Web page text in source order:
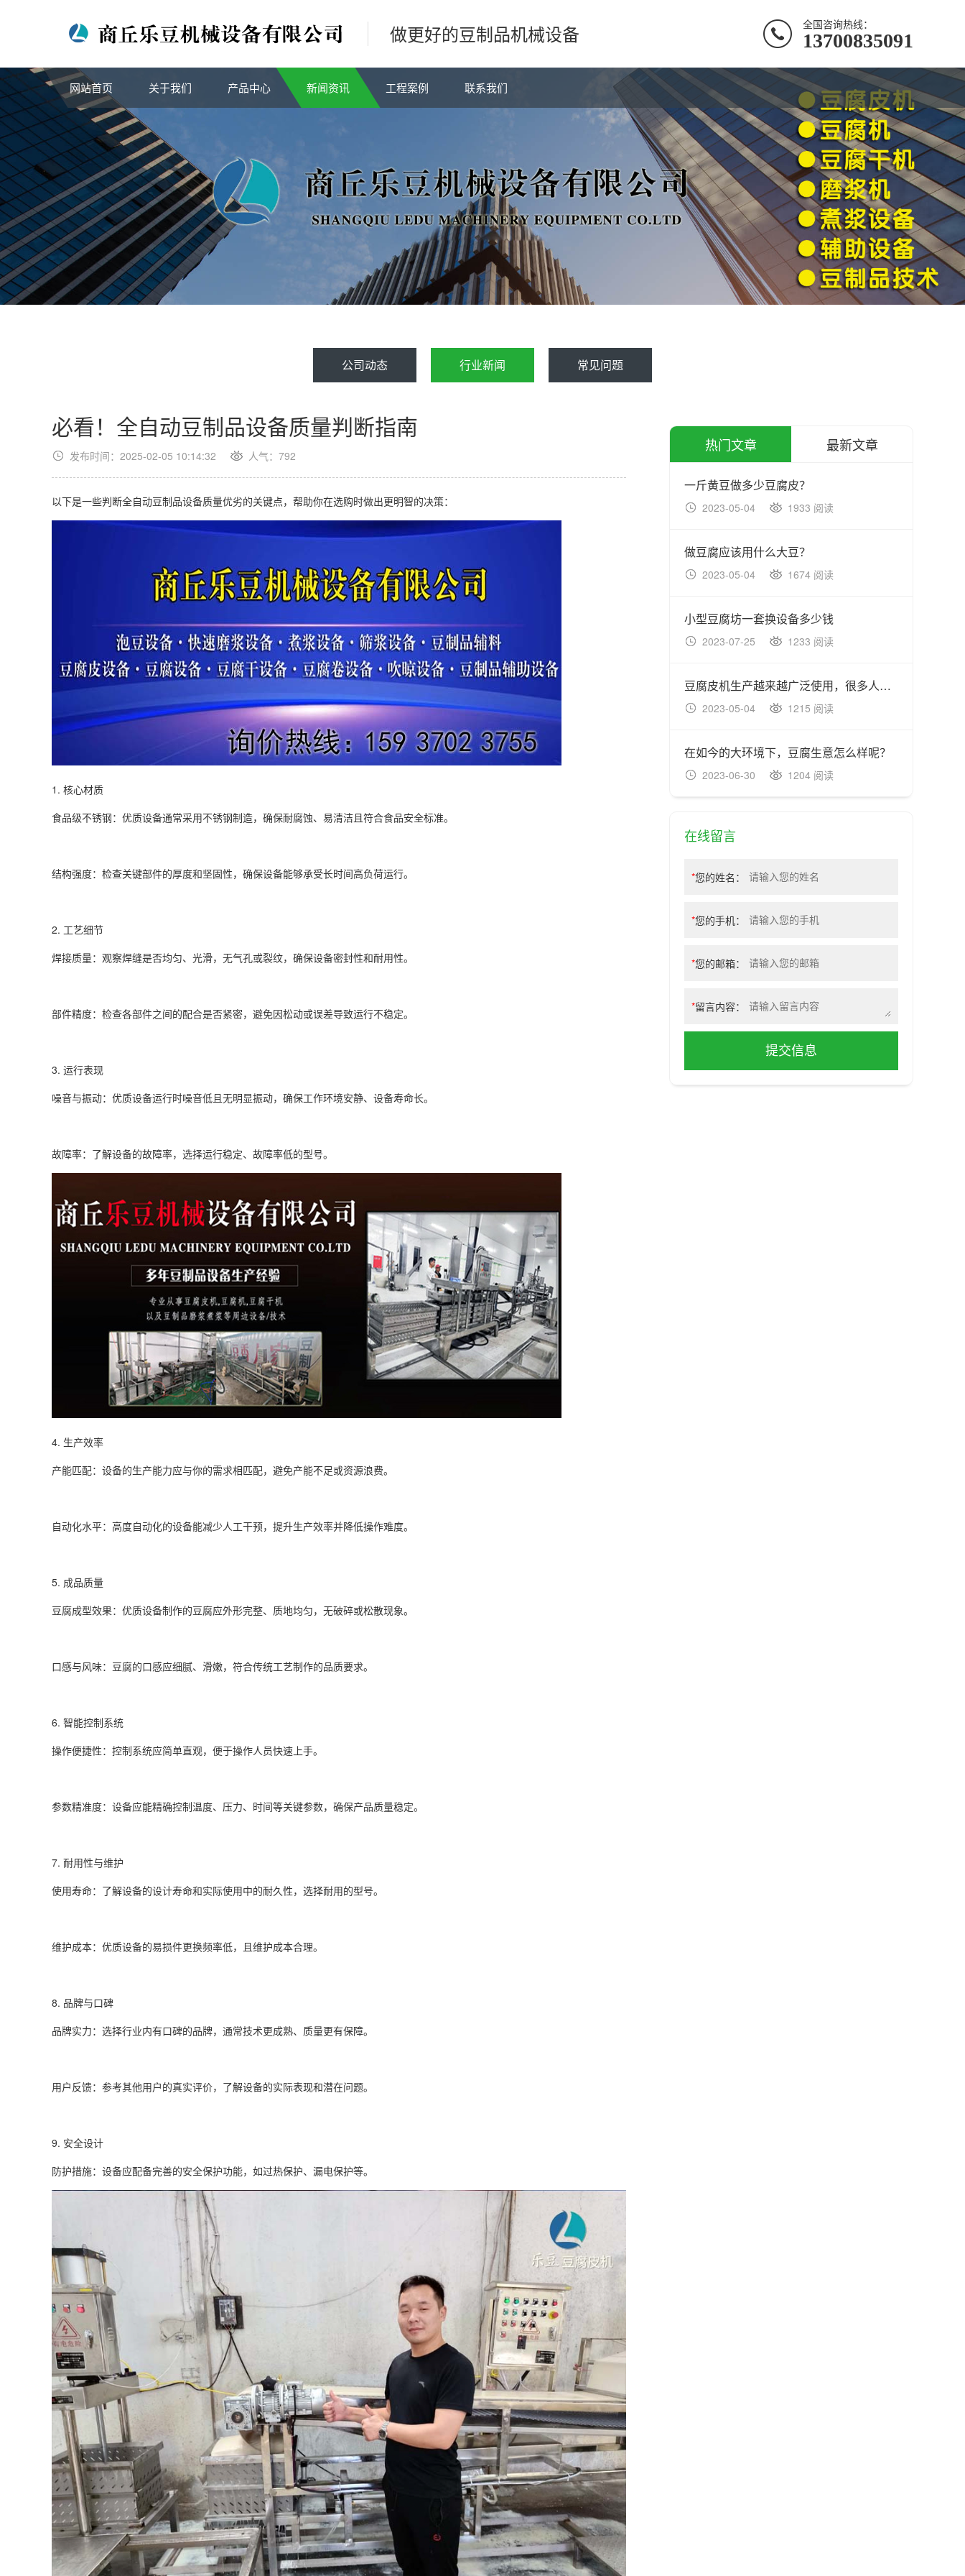
做更好的豆制品机械设备 全国咨询热线：
13700835091
网站首页 关于我们 产品中心 新闻资讯 工程案例 联系我们
公司动态 行业新闻 常见问题
必看！全自动豆制品设备质量判断指南
发布时间：2025-02-05 10:14:32 人气： 792
以下是一些判断全自动豆制品设备质量优劣的关键点，帮助你在选购时做出更明智的决策：
1. 核心材质
食品级不锈钢：优质设备通常采用不锈钢制造，确保耐腐蚀、易清洁且符合食品安全标准。
结构强度：检查关键部件的厚度和坚固性，确保设备能够承受长时间高负荷运行。
2. 工艺细节
焊接质量：观察焊缝是否均匀、光滑，无气孔或裂纹，确保设备密封性和耐用性。
部件精度：检查各部件之间的配合是否紧密，避免因松动或误差导致运行不稳定。
3. 运行表现
噪音与振动：优质设备运行时噪音低且无明显振动，确保工作环境安静、设备寿命长。
故障率：了解设备的故障率，选择运行稳定、故障率低的型号。
4. 生产效率
产能匹配：设备的生产能力应与你的需求相匹配，避免产能不足或资源浪费。
自动化水平：高度自动化的设备能减少人工干预，提升生产效率并降低操作难度。
5. 成品质量
豆腐成型效果：优质设备制作的豆腐应外形完整、质地均匀，无破碎或松散现象。
口感与风味：豆腐的口感应细腻、滑嫩，符合传统工艺制作的品质要求。
6. 智能控制系统
操作便捷性：控制系统应简单直观，便于操作人员快速上手。
参数精准度：设备应能精确控制温度、压力、时间等关键参数，确保产品质量稳定。
7. 耐用性与维护
使用寿命：了解设备的设计寿命和实际使用中的耐久性，选择耐用的型号。
维护成本：优质设备的易损件更换频率低，且维护成本合理。
8. 品牌与口碑
品牌实力：选择行业内有口碑的品牌，通常技术更成熟、质量更有保障。
用户反馈：参考其他用户的真实评价，了解设备的实际表现和潜在问题。
9. 安全设计
防护措施：设备应配备完善的安全保护功能，如过热保护、漏电保护等。
热门文章 最新文章
一斤黄豆做多少豆腐皮？
2023-05-04 1933 阅读
做豆腐应该用什么大豆？
2023-05-04 1674 阅读
小型豆腐坊一套换设备多少钱
2023-07-25 1233 阅读
豆腐皮机生产越来越广泛使用，很多人不了解其中的优势？
2023-05-04 1215 阅读
在如今的大环境下，豆腐生意怎么样呢？
2023-06-30 1204 阅读
在线留言
*您的姓名：
*您的手机：
*您的邮箱：
*留言内容：
提交信息